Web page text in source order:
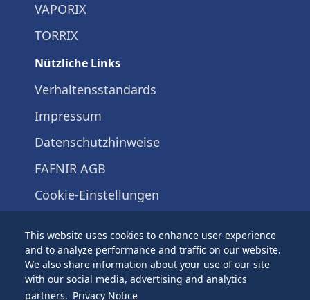
This website uses cookies to enhance user experience
and to analyze performance and traffic on our website.
We also share information about your use of our site
with our social media, advertising and analytics
partners. Privacy Notice
VAPORIX
TORRIX
Nützliche Links
Verhaltensstandards
Impressum
Datenschutzhinweise
FAFNIR AGB
Cookie-Einstellungen
Schnackenburgallee 149 c 22525
Hamburg